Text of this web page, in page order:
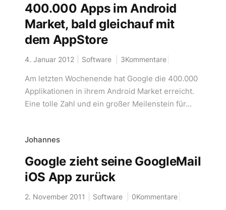
400.000 Apps im Android
Market, bald gleichauf mit
dem AppStore
4. Januar 2012 Software 3Kommentare
Am letzten Wochenende hat Google die 400.000
Applikationen in ihrem Android Market erreicht.
Eine tolle Zahl und ein großer Meilenstein für...
Johannes
Google zieht seine GoogleMail
iOS App zurück
2. November 2011 Software 0Kommentare